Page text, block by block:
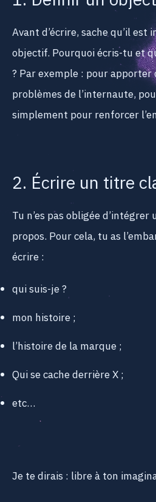
Avant d’écrire, sache qu’il
objectif. Pourquoi écris-tu et
? Par exemple : pour
problèmes de l’internaute,
simplement pour renforcer
2. Écrire un titre
Tu n’es pas obligée
propos. Pour cela, tu as
écrire :
qui suis-je ?
mon histoire ;
l’histoire de la marque ;
Qui se cache derrière X ;
etc…
Je te dirais : libre à ton